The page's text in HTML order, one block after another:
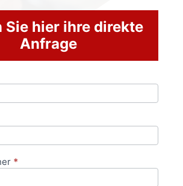
Sie hier ihre direkte
Anfrage
*